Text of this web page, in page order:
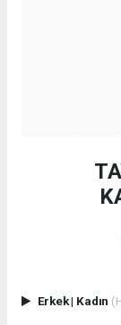
Erkek| Kadın